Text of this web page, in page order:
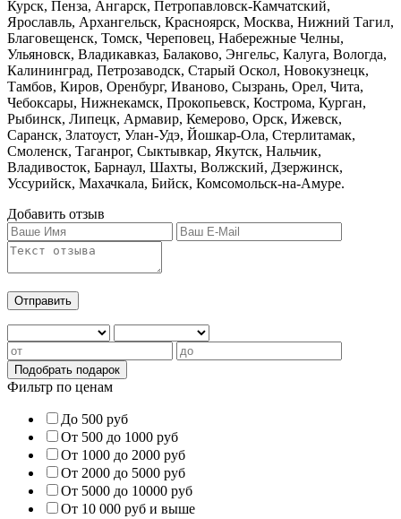
Курск, Пенза, Ангарск, Петропавловск-Камчатский,
Ярославль, Архангельск, Красноярск, Москва, Нижний Тагил,
Благовещенск, Томск, Череповец, Набережные Челны,
Ульяновск, Владикавказ, Балаково, Энгельс, Калуга, Вологда,
Калининград, Петрозаводск, Старый Оскол, Новокузнецк,
Тамбов, Киров, Оренбург, Иваново, Сызрань, Орел, Чита,
Чебоксары, Нижнекамск, Прокопьевск, Кострома, Курган,
Рыбинск, Липецк, Армавир, Кемерово, Орск, Ижевск,
Саранск, Златоуст, Улан-Удэ, Йошкар-Ола, Стерлитамак,
Смоленск, Таганрог, Сыктывкар, Якутск, Нальчик,
Владивосток, Барнаул, Шахты, Волжский, Дзержинск,
Уссурийск, Махачкала, Бийск, Комсомольск-на-Амуре.
Добавить отзыв
Фильтр по ценам
До 500 руб
От 500 до 1000 руб
От 1000 до 2000 руб
От 2000 до 5000 руб
От 5000 до 10000 руб
От 10 000 руб и выше